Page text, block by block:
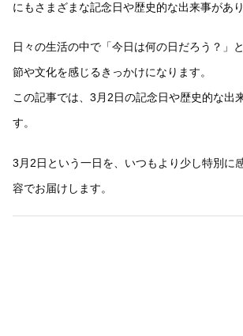
にもさまざまな記念日や歴史的な出来事があり
日々の生活の中で「今日は何の日だろう？」
節や文化を感じるきっかけになります。
この記事では、3月2日の記念日や歴史的な出
す。
3月2日という一日を、いつもより少し特別に
容でお届けします。